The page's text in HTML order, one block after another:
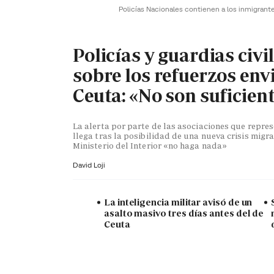
Policías Nacionales contienen a los
Policías y guardias
sobre los refuerzos
Ceuta: «No son
La alerta por parte de las asociaciones que
llega tras la posibilidad de una nueva crisis
Ministerio del Interior «no haga nada»
David Loji
La inteligencia militar avisó de un
asalto masivo tres días antes del de
Ceuta